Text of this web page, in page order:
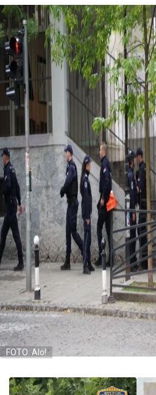
FOTO: Alo!